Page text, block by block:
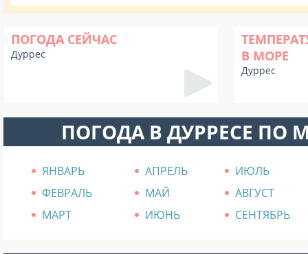
ПОГОДА СЕЙЧАС
Дуррес
В МОРЕ
Дуррес
ПОГОДА В ДУРРЕСЕ ПО
ЯНВАРЬ АПРЕЛЬ
ИЮЛЬ
ФЕВРАЛЬ
МАЙ
АВГУСТ
МАРТ
ИЮНЬ СЕНТЯБРЬ